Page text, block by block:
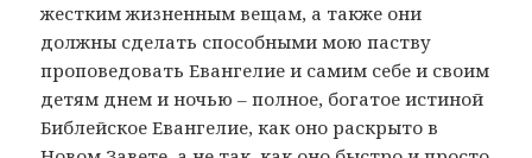
жестким жизненным вещам, а также они
должны сделать способными мою паству
проповедовать Евангелие и самим себе и своим
детям днем и ночью – полное, богатое истиной
Библейское Евангелие, как оно раскрыто в